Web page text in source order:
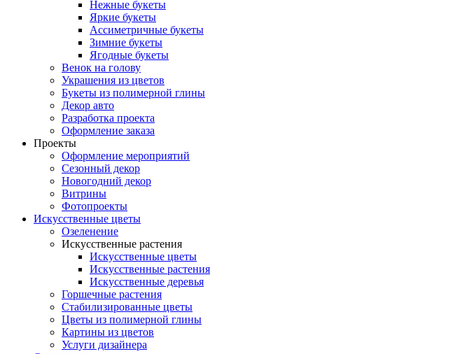
Нежные букеты
Яркие букеты
Ассиметричные букеты
Зимние букеты
Ягодные букеты
Венок на голову
Украшения из цветов
Букеты из полимерной глины
Декор авто
Разработка проекта
Оформление заказа
Проекты
Оформление мероприятий
Сезонный декор
Новогодний декор
Витрины
Фотопроекты
Искусственные цветы
Озеленение
Искусственные растения
Искусственные цветы
Искусственные растения
Искусственные деревья
Горшечные растения
Стабилизированные цветы
Цветы из полимерной глины
Картины из цветов
Услуги дизайнера